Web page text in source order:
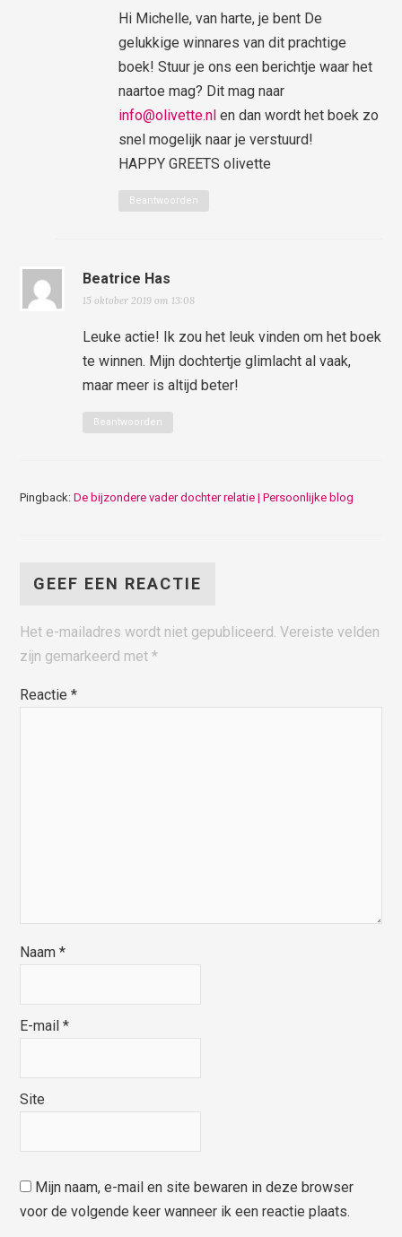
Hi Michelle, van harte, je bent De
gelukkige winnares van dit prachtige
boek! Stuur je ons een berichtje waar het
naartoe mag? Dit mag naar
info@olivette.nl en dan wordt het boek zo
snel mogelijk naar je verstuurd!
HAPPY GREETS olivette
Beantwoorden
Beatrice Has
15 oktober 2019 om 13:08
Leuke actie! Ik zou het leuk vinden om het boek
te winnen. Mijn dochtertje glimlacht al vaak,
maar meer is altijd beter!
Beantwoorden
Pingback:De bijzondere vader dochter relatie | Persoonlijke blog
GEEF EEN REACTIE
Het e-mailadres wordt niet gepubliceerd. Vereiste velden
zijn gemarkeerd met*
Reactie*
Naam*
E-mail*
Site
Mijn naam, e-mail en site bewaren in deze browser
voor de volgende keer wanneer ik een reactie plaats.